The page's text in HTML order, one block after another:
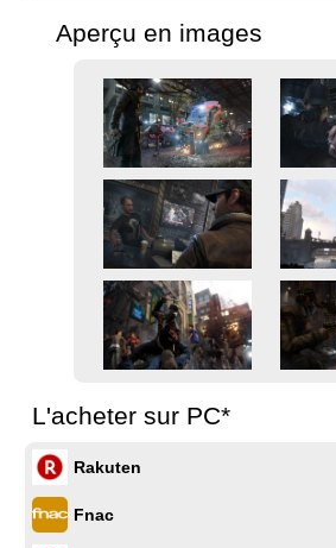
Aperçu en images
L'acheter sur PC*
Rakuten
Fnac